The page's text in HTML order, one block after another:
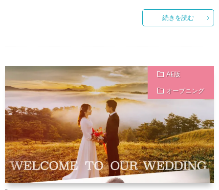
続きを読む
AE版
オープニング